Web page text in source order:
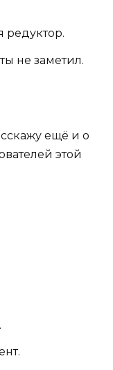
редуктор.
не заметил.
ещё и о
этой